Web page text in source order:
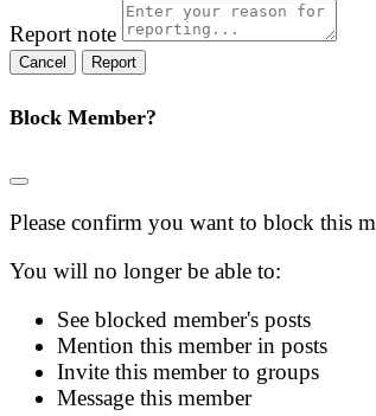
Report note
Report
Block Member?
Please confirm you want to block this
You will no longer be able to:
See blocked member's posts
Mention this member in posts
Invite this member to groups
Message this member